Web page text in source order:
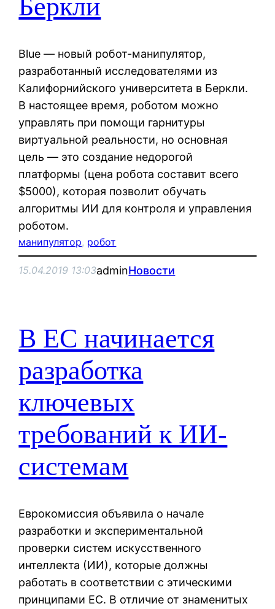
Беркли
Blue — новый робот-манипулятор,
разработанный исследователями из
Калифорнийского университета в Беркли.
В настоящее время, роботом можно
управлять при помощи гарнитуры
виртуальной реальности, но основная
цель — это создание недорогой
платформы (цена робота составит всего
$5000), которая позволит обучать
алгоритмы ИИ для контроля и управления
роботом.
манипулятор, робот
15.04.2019 13:03adminНовости
В ЕС начинается
разработка
ключевых
требований к ИИ-
системам
Еврокомиссия объявила о начале
разработки и экспериментальной
проверки систем искусственного
интеллекта (ИИ), которые должны
работать в соответствии с этическими
принципами ЕС. В отличие от знаменитых